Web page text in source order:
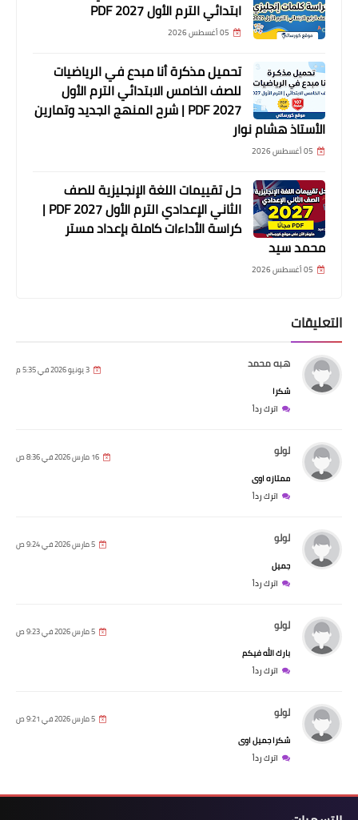
ابتدائي الترم الأول 2027 PDF
05 أغسطس 2026
تحميل مذكرة أنا مبدع في الرياضيات
للصف الخامس الابتدائي الترم الأول
2027 PDF | شرح المنهج الجديد وتمارين
الأستاذ هشام نوار
05 أغسطس 2026
حل تقييمات اللغة الإنجليزية للصف
الثاني الإعدادي الترم الأول 2027 PDF |
كراسة الأداءات كاملة بإعداد مستر
محمد سيد
05 أغسطس 2026
التعليقات
هبه محمد 3 يونيو 2026 في 5:35 م
شكرا
اترك رداً
لولو 16 مارس 2026 في 8:36 ص
ممتازه اوى
اترك رداً
لولو 5 مارس 2026 في 9:24 ص
جميل
اترك رداً
لولو 5 مارس 2026 في 9:23 ص
بارك الله فيكم
اترك رداً
لولو 5 مارس 2026 في 9:21 ص
شكرا جميل اوى
اترك رداً